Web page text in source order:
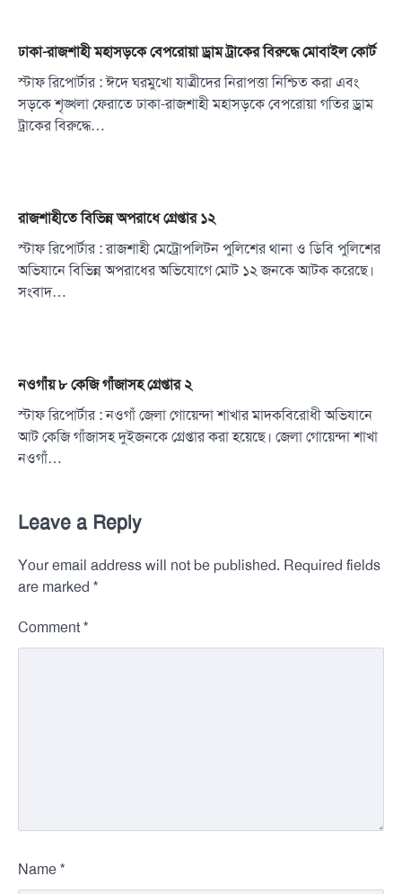
ঢাকা-রাজশাহী মহাসড়কে বেপরোয়া ড্রাম ট্রাকের বিরুদ্ধে মোবাইল কোর্ট
স্টাফ রিপোর্টার : ঈদে ঘরমুখো যাত্রীদের নিরাপত্তা নিশ্চিত করা এবং
সড়কে শৃঙ্খলা ফেরাতে ঢাকা-রাজশাহী মহাসড়কে বেপরোয়া গতির ড্রাম
ট্রাকের বিরুদ্ধে…
রাজশাহীতে বিভিন্ন অপরাধে গ্রেপ্তার ১২
স্টাফ রিপোর্টার : রাজশাহী মেট্রোপলিটন পুলিশের থানা ও ডিবি পুলিশের
অভিযানে বিভিন্ন অপরাধের অভিযোগে মোট ১২ জনকে আটক করেছে।
সংবাদ…
নওগাঁয় ৮ কেজি গাঁজাসহ গ্রেপ্তার ২
স্টাফ রিপোর্টার : নওগাঁ জেলা গোয়েন্দা শাখার মাদকবিরোধী অভিযানে
আট কেজি গাঁজাসহ দুইজনকে গ্রেপ্তার করা হয়েছে। জেলা গোয়েন্দা শাখা
নওগাঁ…
Leave a Reply
Your email address will not be published. Required fields
are marked *
Comment *
Name *